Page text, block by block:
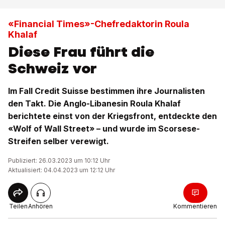
«Financial Times»-Chefredaktorin Roula
Khalaf
Diese Frau führt die
Schweiz vor
Im Fall Credit Suisse bestimmen ihre Journalisten
den Takt. Die Anglo-Libanesin Roula Khalaf
berichtete einst von der Kriegsfront, entdeckte den
«Wolf of Wall Street» – und wurde im Scorsese-
Streifen selber verewigt.
Publiziert: 26.03.2023 um 10:12 Uhr
Aktualisiert: 04.04.2023 um 12:12 Uhr
TeilenAnhören Kommentieren